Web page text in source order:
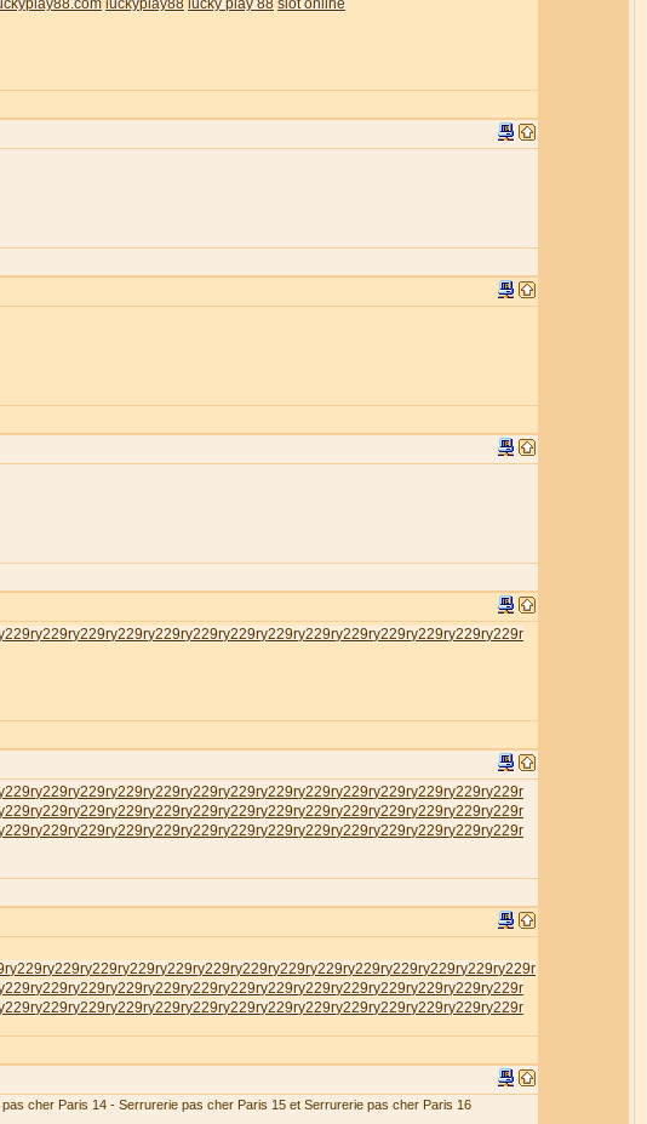
luckyplay88 lucky play 88 slot online
у229rу229rу229rу229rу229rу229rу229rу229rу229rу229rу229rу229rу229r
у229rу229rу229rу229rу229rу229rу229rу229rу229rу229rу229rу229rу229r
у229rу229rу229rу229rу229rу229rу229rу229rу229rу229rу229rу229rу229r
у229rу229rу229rу229rу229rу229rу229rу229rу229rу229rу229rу229rу229r
у229rу229rу229rу229rу229rу229rу229rу229rу229rу229rу229rу229rу229rу229r
у229rу229rу229rу229rу229rу229rу229rу229rу229rу229rу229rу229rу229r
у229rу229rу229rу229rу229rу229rу229rу229rу229rу229rу229rу229rу229r
cher Paris 14 - Serrurerie pas cher Paris 15 et Serrurerie pas cher Paris 16